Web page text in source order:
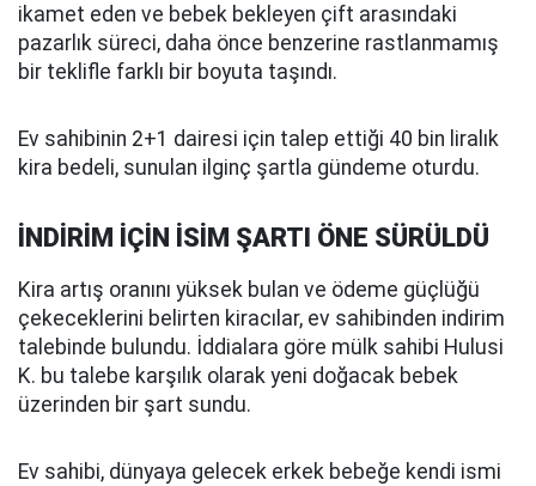
ikamet eden ve bebek bekleyen çift arasındaki
pazarlık süreci, daha önce benzerine rastlanmamış
bir teklifle farklı bir boyuta taşındı.
Ev sahibinin 2+1 dairesi için talep ettiği 40 bin liralık
kira bedeli, sunulan ilginç şartla gündeme oturdu.
İNDİRİM İÇİN İSİM ŞARTI ÖNE SÜRÜLDÜ
Kira artış oranını yüksek bulan ve ödeme güçlüğü
çekeceklerini belirten kiracılar, ev sahibinden indirim
talebinde bulundu. İddialara göre mülk sahibi Hulusi
K. bu talebe karşılık olarak yeni doğacak bebek
üzerinden bir şart sundu.
Ev sahibi, dünyaya gelecek erkek bebeğe kendi ismi